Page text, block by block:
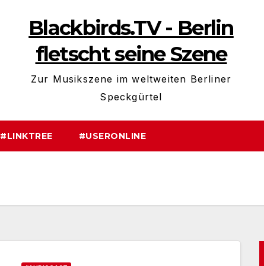
Blackbirds.TV - Berlin
fletscht seine Szene
Zur Musikszene im weltweiten Berliner
Speckgürtel
#LINKTREE #USERONLINE